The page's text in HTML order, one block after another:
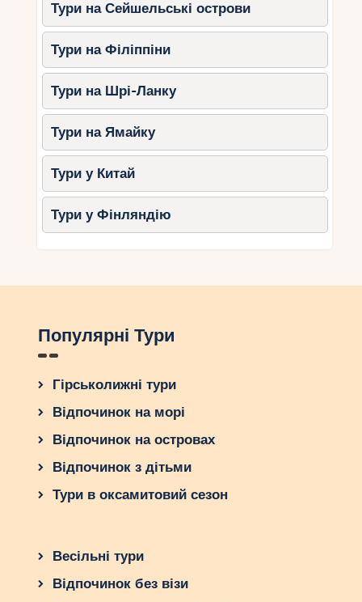
Тури на Сейшельські острови
Тури на Філіппіни
Тури на Шрі-Ланку
Тури на Ямайку
Тури у Китай
Тури у Фінляндію
Популярні Тури
Гірськолижні тури
Відпочинок на морі
Відпочинок на островах
Відпочинок з дітьми
Тури в оксамитовий сезон
Весільні тури
Відпочинок без візи